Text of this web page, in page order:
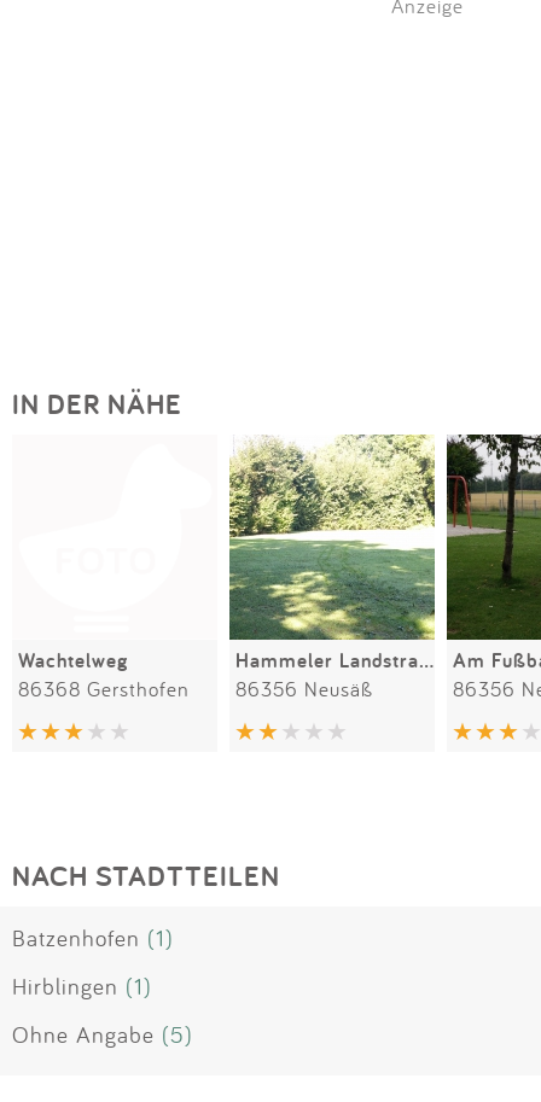
Anzeige
IN DER NÄHE
Wachtelweg
86368 Gersthofen
Hammeler Landstraße
86356 Neusäß
Am
86356
NACH STADTTEILEN
Batzenhofen (1)
Hirblingen (1)
Ohne Angabe (5)